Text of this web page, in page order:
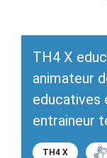
TH4 X
animateur
educatives
entraineur
TH4 X